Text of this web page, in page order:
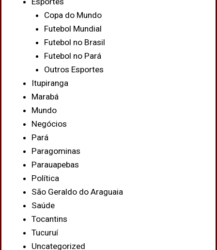
Copa do Mundo
Futebol Mundial
Futebol no Brasil
Futebol no Pará
Outros Esportes
Itupiranga
Marabá
Mundo
Negócios
Pará
Paragominas
Parauapebas
Política
São Geraldo do Araguaia
Saúde
Tocantins
Tucuruí
Uncategorized